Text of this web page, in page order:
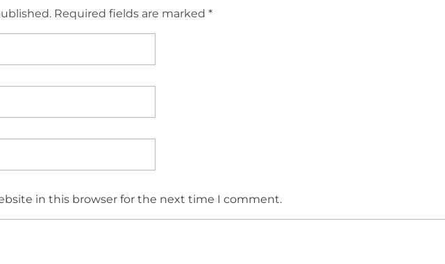
Required fields are marked *
in this browser for the next time I comment.